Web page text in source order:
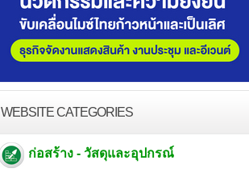
WEBSITE CATEGORIES
ก่อสร้าง - วัสดุและอุปกรณ์